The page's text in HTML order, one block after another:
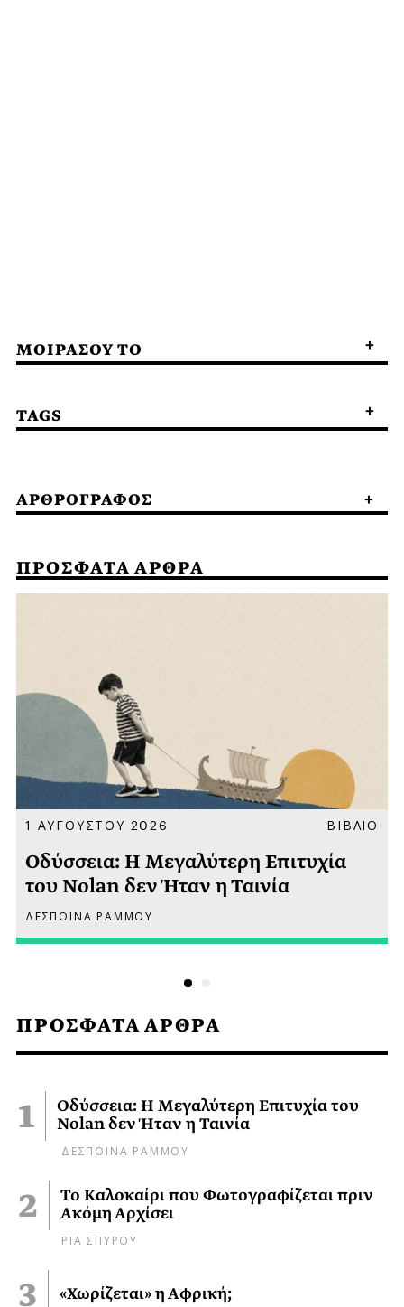
ΠΡΟΣΦΑΤΑ ΑΡΘΡΑ
Οδύσσεια: Η Μεγαλύτερη Επιτυχία του
Nolan δεν Ήταν η Ταινία
ΔΕΣΠΟΙΝΑ ΡΑΜΜΟΥ
Το Καλοκαίρι που Φωτογραφίζεται πριν
Ακόμη Αρχίσει
ΡΙΑ ΣΠΥΡΟΥ
«Χωρίζεται» η Αφρική;
ΜΟΙΡΑΣΟΥ ΤΟ
TAGS
ΑΡΘΡΟΓΡΑΦΟΣ
ΠΡΟΣΦΑΤΑ ΑΡΘΡΑ
1 ΑΥΓΟΥΣΤΟΥ 2026 ΒΙΒΛΙΟ
Οδύσσεια: Η Μεγαλύτερη Επιτυχία
του Nolan δεν Ήταν η Ταινία
ΔΕΣΠΟΙΝΑ ΡΑΜΜΟΥ